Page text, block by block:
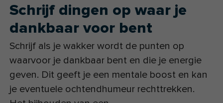
Schrijf dingen op waar je
dankbaar voor bent
Schrijf als je wakker wordt de punten op
waarvoor je dankbaar bent en die je energie
geven. Dit geeft je een mentale boost en kan
je eventuele ochtendhumeur rechttrekken.